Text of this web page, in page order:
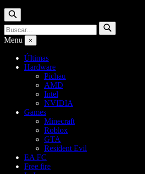
Buscar
Buscar
por:
Buscar
Menu ×
Últimas
Hardware
Pichau
AMD
Intel
NVIDIA
Games
Minecraft
Roblox
GTA
Resident Evil
EA FC
Free fire